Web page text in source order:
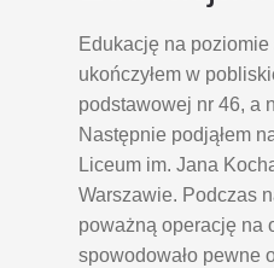
Edukację na poziomie
ukończyłem w
podstawowej nr 46, a
Następnie podjąłem
Liceum im. Jana
Warszawie. Podczas
poważną operację na
spowodowało pewne